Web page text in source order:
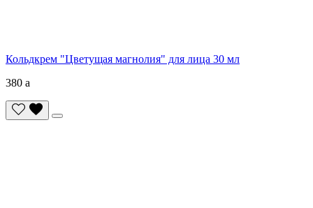
Кольдкрем "Цветущая магнолия" для лица 30 мл
380 a